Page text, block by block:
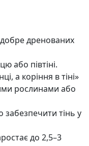
дренованих
або півтіні.
а коріння в тіні»
рослинами або
забезпечити тінь у
до 2,5–3